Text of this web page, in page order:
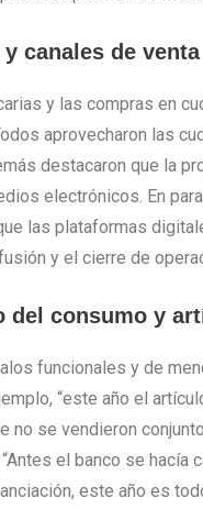
canales de venta
y las compras en
aprovecharon las
destacaron que la
electrónicos. En
las plataformas
y el cierre de
del consumo y
funcionales y de
“este año el
no se vendieron
el banco se hacía
este año es